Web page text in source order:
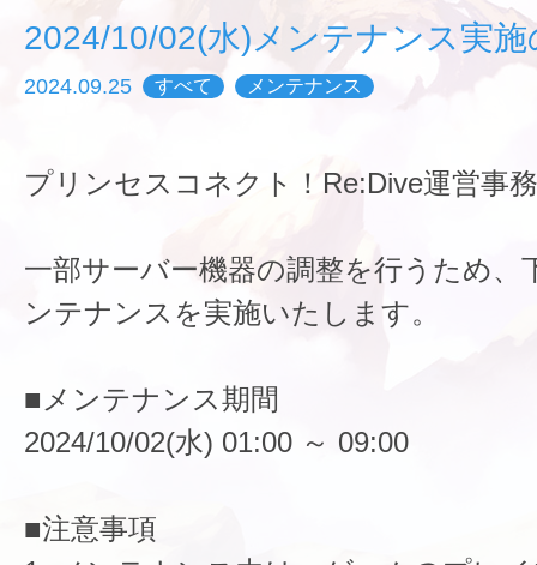
2024/10/02(水)メンテナンス実
2024.09.25 すべて メンテナンス
プリンセスコネクト！Re:Dive運営事
一部サーバー機器の調整を行うため、
ンテナンスを実施いたします。
■メンテナンス期間
2024/10/02(水) 01:00 ～ 09:00
■注意事項